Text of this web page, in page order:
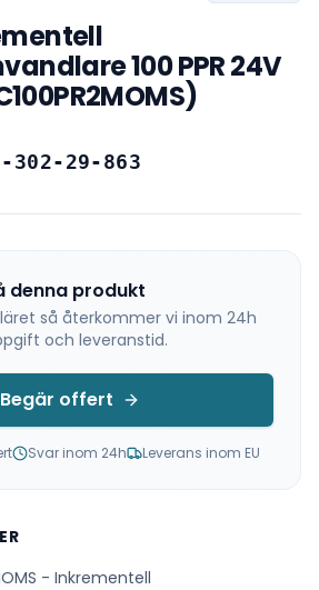
100 PPR 24V
302-29-863
denna produkt
så återkommer vi inom 24h
och leveranstid.
Begär offert
Svar inom 24h Leverans inom EU
- Inkrementell